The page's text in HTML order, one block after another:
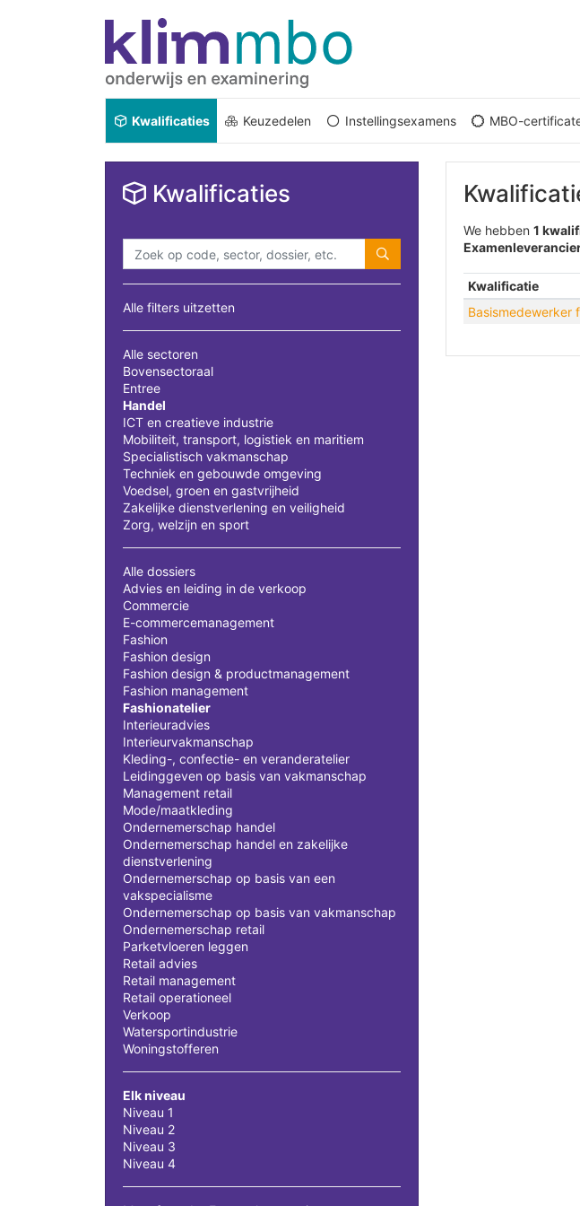
Kwalificaties Keuzedelen Instellingsexamens MBO-
Kwalificaties
Alle filters uitzetten
Alle sectoren
Bovensectoraal
Entree
Handel
ICT en creatieve industrie
Mobiliteit, transport, logistiek en maritiem
Specialistisch vakmanschap
Techniek en gebouwde omgeving
Voedsel, groen en gastvrijheid
Zakelijke dienstverlening en veiligheid
Zorg, welzijn en sport
Alle dossiers
Advies en leiding in de verkoop
Commercie
E-commercemanagement
Fashion
Fashion design
Fashion design & productmanagement
Fashion management
Fashionatelier
Interieuradvies
Interieurvakmanschap
Kleding-, confectie- en veranderatelier
Leidinggeven op basis van vakmanschap
Management retail
Mode/maatkleding
Ondernemerschap handel
Ondernemerschap handel en zakelijke
dienstverlening
Ondernemerschap op basis van een
vakspecialisme
Ondernemerschap op basis van vakmanschap
Ondernemerschap retail
Parketvloeren leggen
Retail advies
Retail management
Retail operationeel
Verkoop
Watersportindustrie
Woningstofferen
Elk niveau
Niveau 1
Niveau 2
Niveau 3
Niveau 4
We hebben 1
Kwalificatie
Basismedewerker